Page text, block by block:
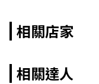
相關店家
相關達人